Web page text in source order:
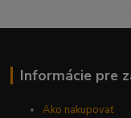
Informácie pre
Ako nakupovať